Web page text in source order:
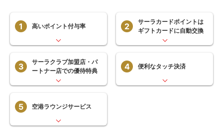
1 高いポイント付与率 2
サーラカードポイントは
ギフトカードに自動交換
3 サーラクラブ加盟店・ パ
ートナー店での優待特典
4 便利なタッチ決済
5 空港ラウンジサービス